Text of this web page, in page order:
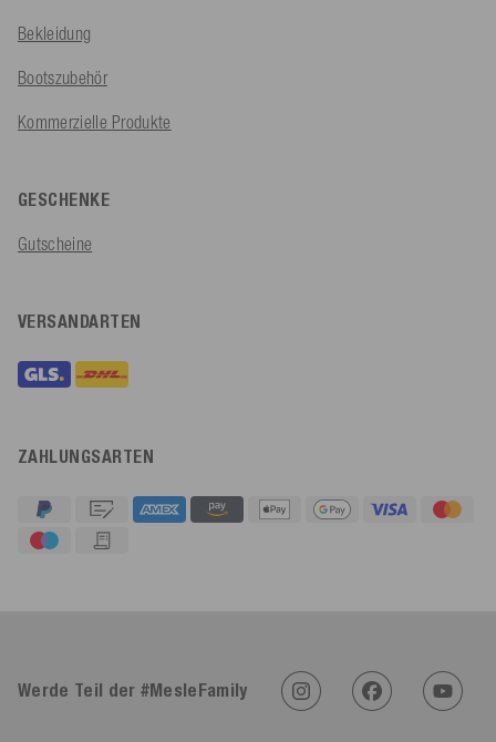
Bekleidung
Bootszubehör
Kommerzielle Produkte
GESCHENKE
Gutscheine
VERSANDARTEN
ZAHLUNGSARTEN
Werde Teil der #MesleFamily